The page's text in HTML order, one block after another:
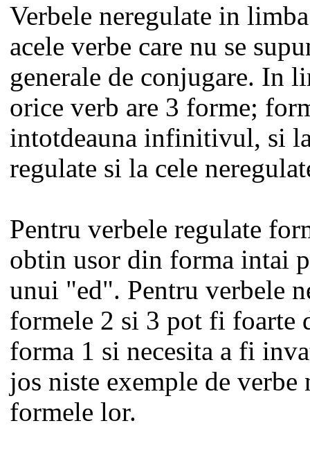
Verbele neregulate in
acele verbe care nu se
generale de conjugare. In
orice verb are 3 forme;
intotdeauna infinitivul, si
regulate si la cele
Pentru verbele regulate
obtin usor din forma intai
unui "ed". Pentru verbele
formele 2 si 3 pot fi foarte
forma 1 si necesita a fi
jos niste exemple de verbe
formele lor.